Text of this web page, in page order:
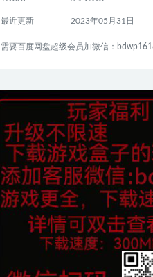
最近更新 2023年05月31日
需要百度网盘超级会员加微信：